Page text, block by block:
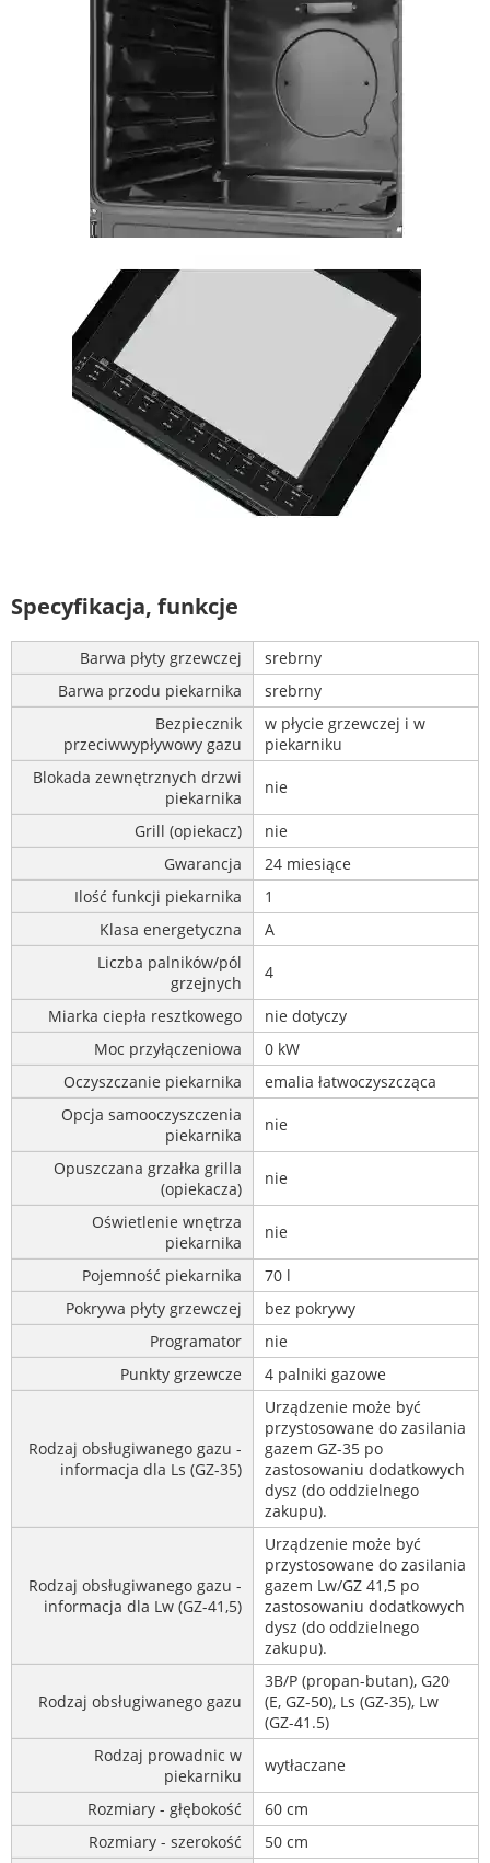
Specyfikacja, funkcje
Barwa płyty grzewczej
srebrny
Barwa przodu piekarnika
srebrny
Bezpiecznik
przeciwwypływowy gazu
w płycie grzewczej i w
piekarniku
Blokada zewnętrznych drzwi
piekarnika
nie
Grill (opiekacz)
nie
Gwarancja
24 miesiące
Ilość funkcji piekarnika
1
Klasa energetyczna
A
Liczba palników/pól
grzejnych
4
Miarka ciepła resztkowego
nie dotyczy
Moc przyłączeniowa
0 kW
Oczyszczanie piekarnika
emalia łatwoczyszcząca
Opcja samooczyszczenia
piekarnika
nie
Opuszczana grzałka grilla
(opiekacza)
nie
Oświetlenie wnętrza
piekarnika
nie
Pojemność piekarnika
70 l
Pokrywa płyty grzewczej
bez pokrywy
Programator
nie
Punkty grzewcze
4 palniki gazowe
Rodzaj obsługiwanego gazu -
informacja dla Ls (GZ-35)
Urządzenie może być
przystosowane do zasilania
gazem GZ-35 po
zastosowaniu dodatkowych
dysz (do oddzielnego
zakupu).
Rodzaj obsługiwanego gazu -
informacja dla Lw (GZ-41,5)
Urządzenie może być
przystosowane do zasilania
gazem Lw/GZ 41,5 po
zastosowaniu dodatkowych
dysz (do oddzielnego
zakupu).
Rodzaj obsługiwanego gazu
3B/P (propan-butan), G20
(E, GZ-50), Ls (GZ-35), Lw
(GZ-41.5)
Rodzaj prowadnic w
piekarniku
wytłaczane
Rozmiary - głębokość
60 cm
Rozmiary - szerokość
50 cm